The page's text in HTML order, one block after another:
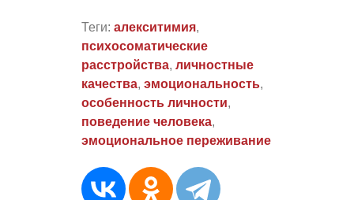
Теги: алекситимия,
психосоматические
расстройства, личностные
качества, эмоциональность,
особенность личности,
поведение человека,
эмоциональное переживание